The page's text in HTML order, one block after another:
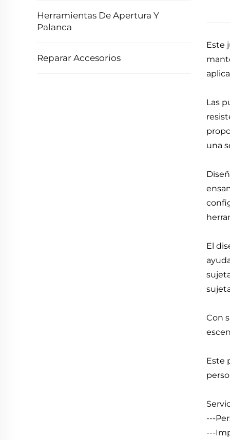
Herramientas De Apertura Y
Palanca
Reparar Accesorios
Este
Las
una
El
Con
Este
---
---